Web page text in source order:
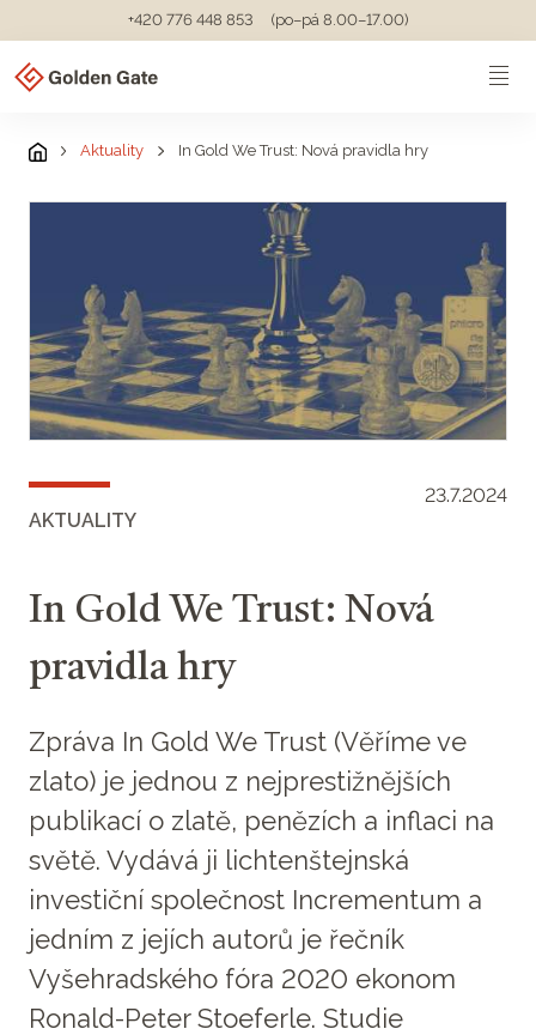
+420 776 448 853 (po–pá 8.00–17.00)
Aktuality In Gold We Trust: Nová pravidla hry
AKTUALITY
23.7.2024
In Gold We Trust: Nová
pravidla hry
Zpráva In Gold We Trust (Věříme ve
zlato) je jednou z nejprestižnějších
publikací o zlatě, penězích a inflaci na
světě. Vydává ji lichtenštejnská
investiční společnost Incrementum a
jedním z jejích autorů je řečník
Vyšehradského fóra 2020 ekonom
Ronald-Peter Stoeferle. Studie